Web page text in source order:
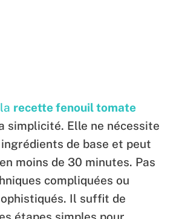
la recette fenouil tomate
simplicité. Elle ne nécessite
de base et peut
moins de 30 minutes. Pas
compliquées ou
Il suffit de